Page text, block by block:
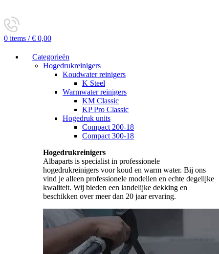
0 items / € 0,00
Categorieën
Hogedrukreinigers
Koudwater reinigers
K Steel
Warmwater reinigers
KM Classic
KP Pro Classic
Hogedruk units
Compact 200-18
Compact 300-18
Hogedrukreinigers
Albaparts is specialist in professionele
hogedrukreinigers voor koud en warm water. Bij ons
vind je alleen professionele modellen en echte degelijke
kwaliteit. Wij bieden een landelijke dekking en
beschikken over meer dan 20 jaar ervaring.